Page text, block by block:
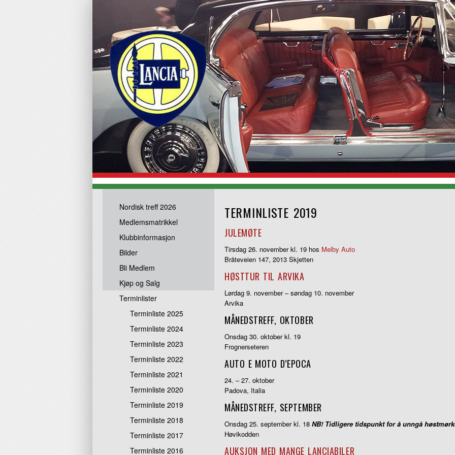
Nordisk treff 2026
Medlemsmatrikkel
Klubbinformasjon
Bilder
Bli Medlem
Kjøp og Salg
Terminlister
Terminliste 2025
Terminliste 2024
Terminliste 2023
Terminliste 2022
Terminliste 2021
Terminliste 2020
Terminliste 2019
Terminliste 2018
Terminliste 2017
Terminliste 2016
TERMINLISTE 2019
JULEMØTE
Tirsdag 26. november kl. 19 hos Melby Auto
Bråteveien 147, 2013 Skjetten
HØSTTUR TIL ARVIKA
Lørdag 9. november – søndag 10. november
Arvika
MÅNEDSTREFF, OKTOBER
Onsdag 30. oktober kl. 19
Frognerseteren
AUTO E MOTO D’EPOCA
24. – 27. oktober
Padova, Italia
MÅNEDSTREFF, SEPTEMBER
Onsdag 25. september kl. 18 NB! Tidligere tidspunkt for å unngå
Høvikodden
AUKSJON MED MANGE LANCIABILER